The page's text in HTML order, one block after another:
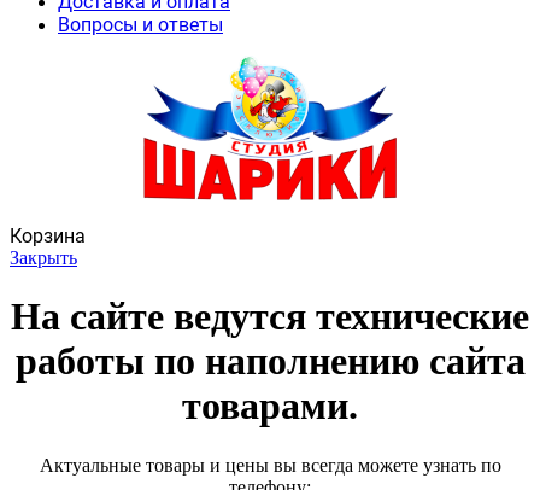
Вопросы и ответы
Корзина
Закрыть
На сайте ведутся технические
работы по наполнению сайта
товарами.
Актуальные товары и цены вы всегда можете узнать по